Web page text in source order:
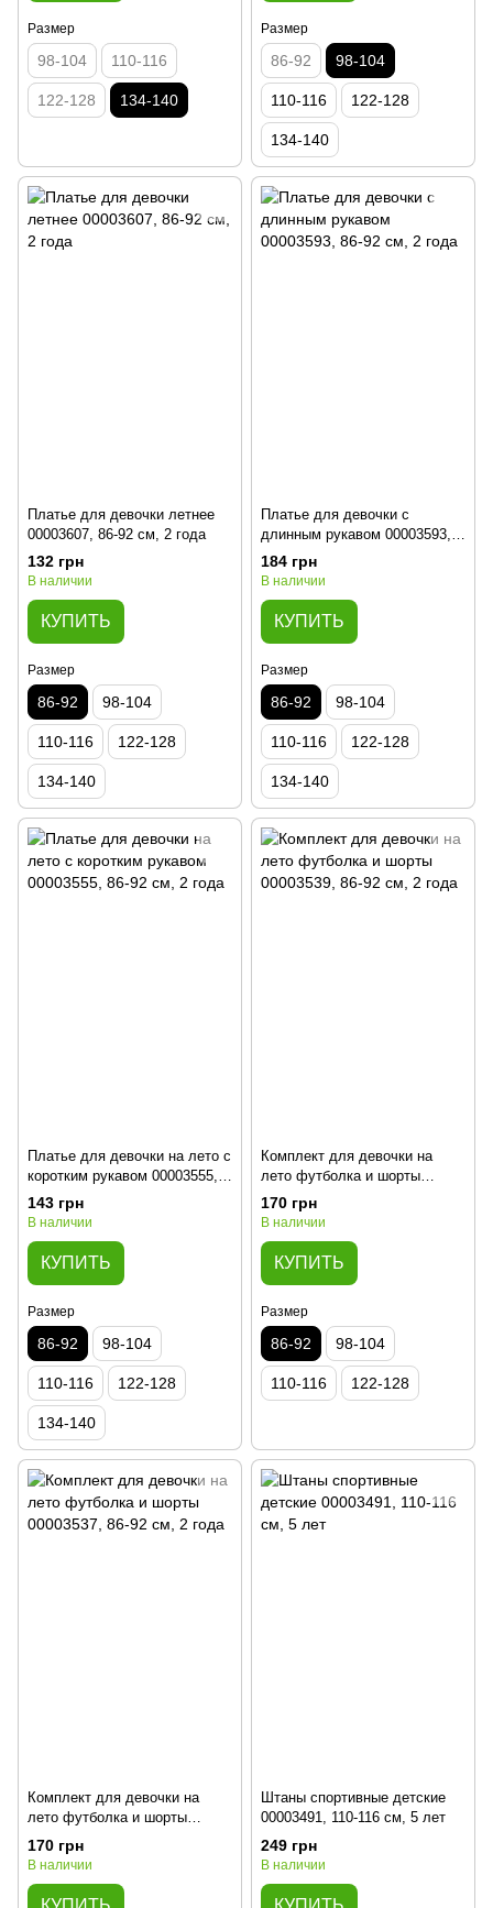
Размер
98-104 110-116
122-128 134-140
Размер
86-92 98-104
110-116 122-128
134-140
Платье для девочки летнее
00003607, 86-92 см, 2 года
132 грн
В наличии
КУПИТЬ
Размер
86-92 98-104
110-116 122-128
134-140
Платье для девочки с
длинным рукавом 00003593,
86-92 см, 2 года
184 грн
В наличии
КУПИТЬ
Размер
86-92 98-104
110-116 122-128
134-140
Платье для девочки на лето с
коротким рукавом 00003555,
86-92 см, 2 года
143 грн
В наличии
КУПИТЬ
Размер
86-92 98-104
110-116 122-128
134-140
Комплект для девочки на
лето футболка и шорты
00003539, 86-92 см, 2 года
170 грн
В наличии
КУПИТЬ
Размер
86-92 98-104
110-116 122-128
Комплект для девочки на
лето футболка и шорты
00003537, 86-92 см, 2 года
170 грн
В наличии
Штаны спортивные детские
00003491, 110-116 см, 5 лет
249 грн
В наличии